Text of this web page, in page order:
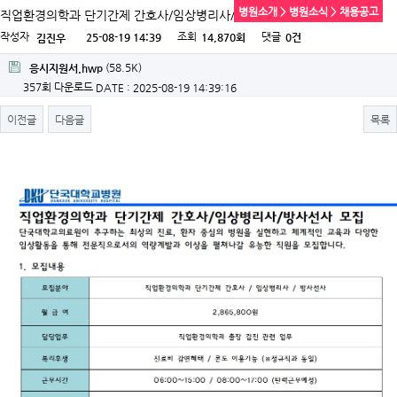
병원소개 > 병원소식 > 채용공고
직업환경의학과 단기간제 간호사/임상병리사/방사선사 모집
작성자 김진우 25-08-19 14:39 조회 14,870회 댓글 0건
응시지원서.hwp (58.5K)
357회 다운로드 DATE : 2025-08-19 14:39:16
이전글 다음글 목록